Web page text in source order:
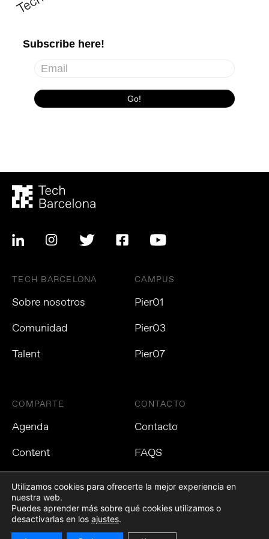
TECH BARCELONA
Sobre nosotros
Comunidad
Talent
CAMPUS
Pier01
Pier03
Pier07
COMPARTE
Agenda
Content
CONTACTO
Contacto
FAQS
Política de privacidad Política de cookies Aviso Legal
Utilizamos cookies para ofrecerte la mejor experiencia en
nuestra web.
Puedes aprender más sobre qué cookies utilizamos o
desactivarlas en los ajustes.